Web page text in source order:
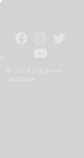
© 2024 Sva prava